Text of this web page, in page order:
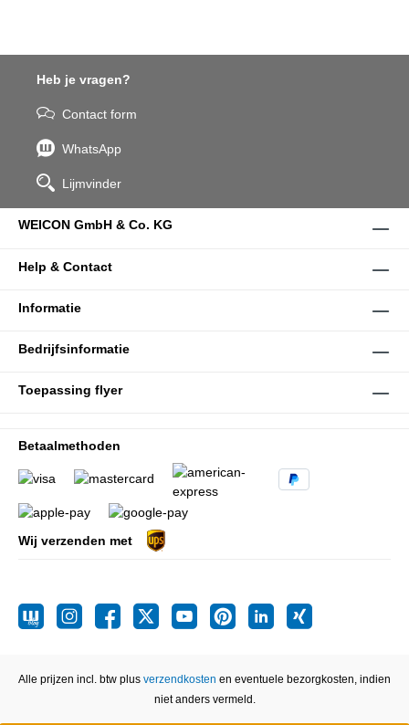
Heb je vragen?
Contact form
WhatsApp
Lijmvinder
WEICON GmbH & Co. KG
Help & Contact
Informatie
Bedrijfsinformatie
Toepassing flyer
Betaalmethoden
Wij verzenden met
Alle prijzen incl. btw plus verzendkosten en eventuele bezorgkosten, indien
niet anders vermeld.